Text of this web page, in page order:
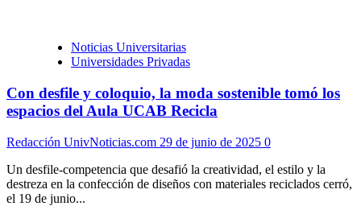
Noticias Universitarias
Universidades Privadas
Con desfile y coloquio, la moda sostenible tomó los
espacios del Aula UCAB Recicla
Redacción UnivNoticias.com 29 de junio de 2025 0
Un desfile-competencia que desafió la creatividad, el estilo y la
destreza en la confección de diseños con materiales reciclados cerró,
el 19 de junio...